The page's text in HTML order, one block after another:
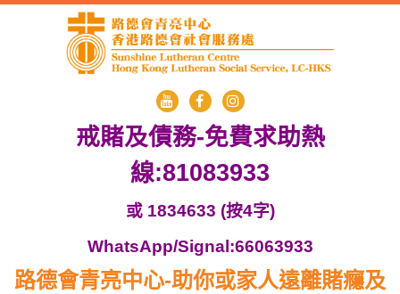
戒賭及債務-免費求助熱
線:81083933
或 1834633 (按4字)
WhatsApp/Signal:66063933
路德會青亮中心-助你或家人遠離賭癮及